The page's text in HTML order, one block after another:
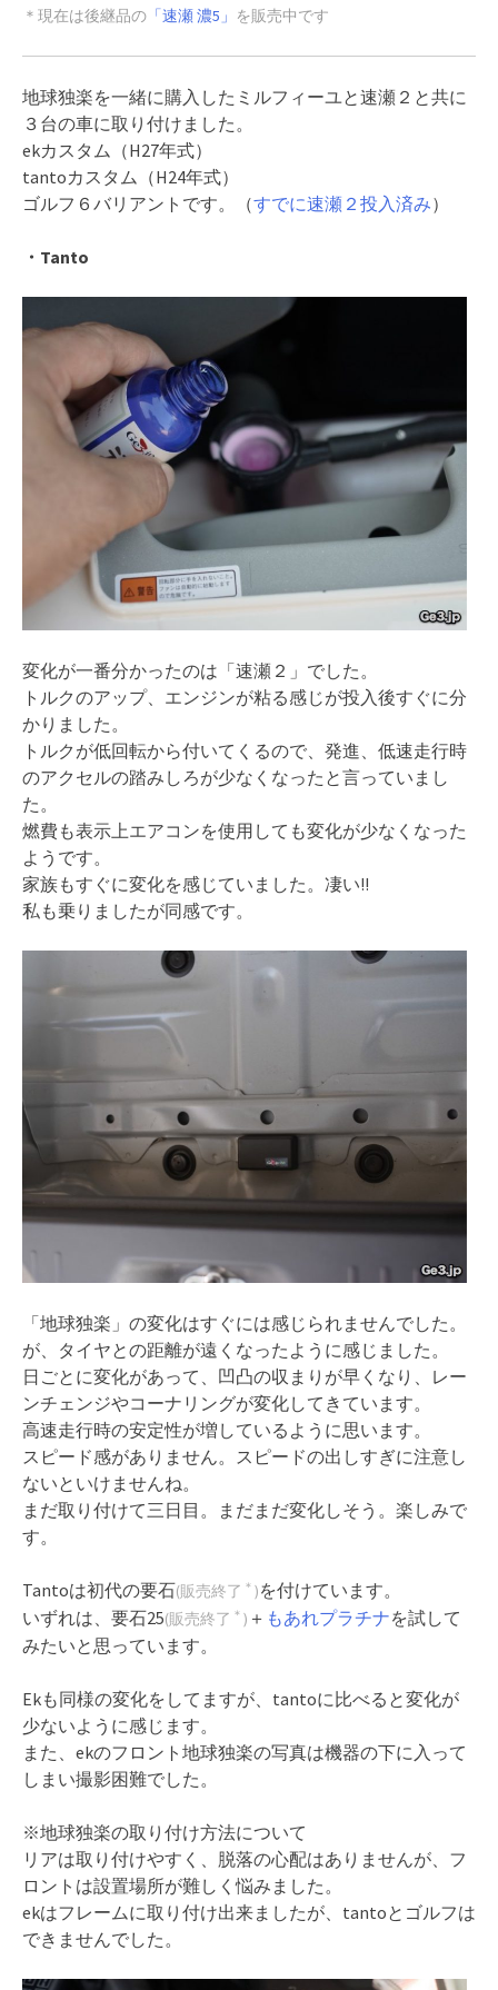
＊現在は後継品の 「速瀬 濃5」 を販売中です
地球独楽を一緒に購入したミルフィーユと速瀬２と共に
３台の車に取り付けました。
ekカスタム（H27年式）
tantoカスタム（H24年式）
ゴルフ６バリアントです。（すでに速瀬２投入済み）
・Tanto
変化が一番分かったのは「速瀬２」でした。
トルクのアップ、エンジンが粘る感じが投入後すぐに分
かりました。
トルクが低回転から付いてくるので、発進、低速走行時
のアクセルの踏みしろが少なくなったと言っていまし
た。
燃費も表示上エアコンを使用しても変化が少なくなった
ようです。
家族もすぐに変化を感じていました。凄い!!
私も乗りましたが同感です。
「地球独楽」の変化はすぐには感じられませんでした。
が、タイヤとの距離が遠くなったように感じました。
日ごとに変化があって、凹凸の収まりが早くなり、レー
ンチェンジやコーナリングが変化してきています。
高速走行時の安定性が増しているように思います。
スピード感がありません。スピードの出しすぎに注意し
ないといけませんね。
まだ取り付けて三日目。まだまだ変化しそう。楽しみで
す。
Tantoは初代の要石(販売終了 ＊ )を付けています。
いずれは、要石25(販売終了 ＊ ) ＋ もあれプラチナを試して
みたいと思っています。
Ekも同様の変化をしてますが、tantoに比べると変化が
少ないように感じます。
また、ekのフロント地球独楽の写真は機器の下に入って
しまい撮影困難でした。
※地球独楽の取り付け方法について
リアは取り付けやすく、脱落の心配はありませんが、フ
ロントは設置場所が難しく悩みました。
ekはフレームに取り付け出来ましたが、tantoとゴルフは
できませんでした。